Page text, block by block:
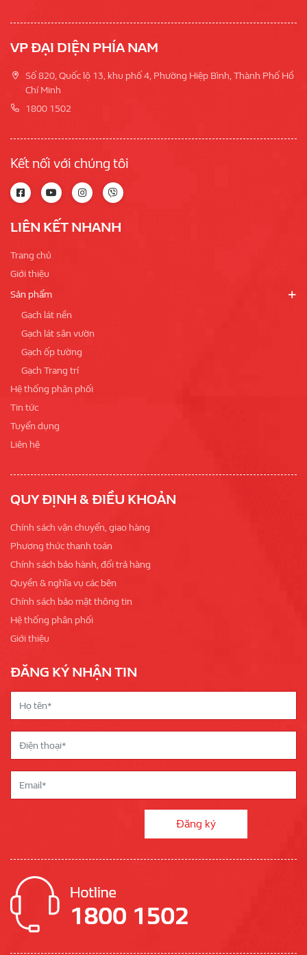
VP ĐẠI DIỆN PHÍA NAM
Số 820, Quốc lộ 13, khu phố 4, Phường Hiệp Bình, Thành Phố Hồ
Chí Minh
1800 1502
Kết nối với chúng tôi
LIÊN KẾT NHANH
Trang chủ
Giới thiệu
Sản phẩm
Gạch lát nền
Gạch lát sân vườn
Gạch ốp tường
Gạch Trang trí
Hệ thống phân phối
Tin tức
Tuyển dụng
Liên hệ
QUY ĐỊNH & ĐIỀU KHOẢN
Chính sách vận chuyển, giao hàng
Phương thức thanh toán
Chính sách bảo hành, đổi trả hàng
Quyền & nghĩa vụ các bên
Chính sách bảo mật thông tin
Hệ thống phân phối
Giới thiệu
ĐĂNG KÝ NHẬN TIN